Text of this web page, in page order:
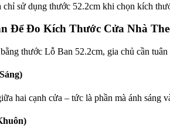
sử dụng thước 52.2cm khi chọn kích
Để Đo Kích Thước Cửa Nhà
thước Lỗ Ban 52.2cm, gia chủ cần
hai cạnh cửa – tức là phần mà ánh